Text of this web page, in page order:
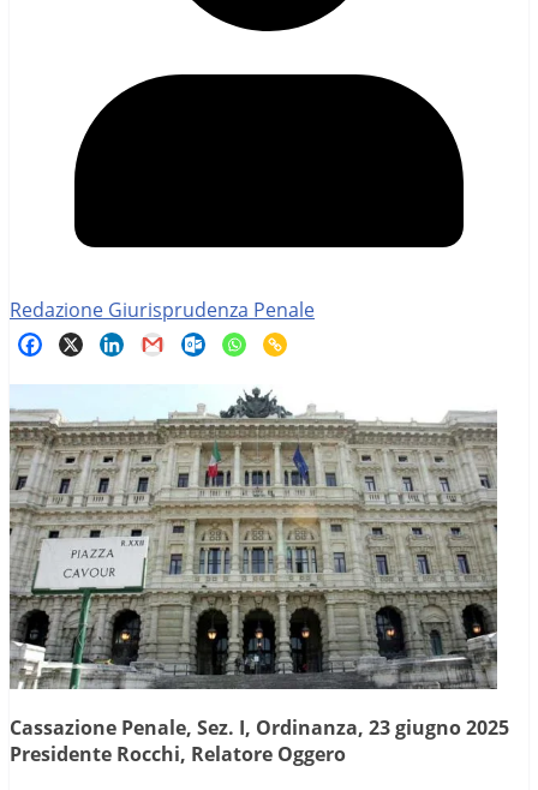
Redazione Giurisprudenza Penale
Cassazione Penale, Sez. I, Ordinanza, 23 giugno 2025
Presidente Rocchi, Relatore Oggero